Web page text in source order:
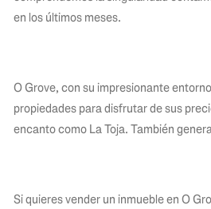
en los últimos meses.
O Grove, con su impresionante
propiedades para disfrutar de sus
encanto como La Toja. También
Si quieres vender un inmueble en O